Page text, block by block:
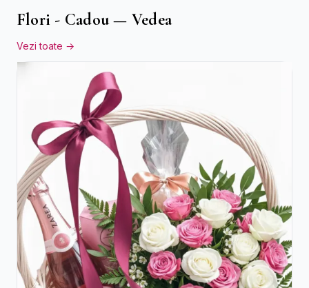
Flori - Cadou — Vedea
Vezi toate →